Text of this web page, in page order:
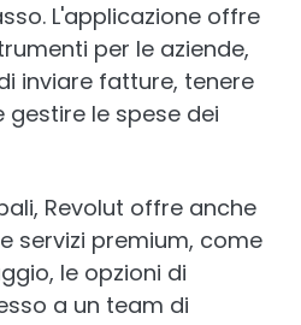
L'applicazione offre
per le aziende,
inviare fatture, tenere
le spese dei
Revolut offre anche
servizi premium, come
le opzioni di
a un team di